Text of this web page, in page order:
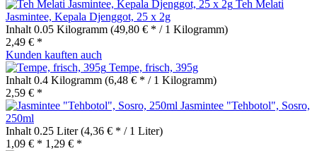
Teh Melati
Jasmintee, Kepala Djenggot, 25 x 2g
Inhalt 0.05 Kilogramm (49,80 € * / 1 Kilogramm)
2,49 € *
Kunden kauften auch
Tempe, frisch, 395g
Inhalt 0.4 Kilogramm (6,48 € * / 1 Kilogramm)
2,59 € *
Jasmintee "Tehbotol", Sosro,
250ml
Inhalt 0.25 Liter(4,36 € * / 1 Liter)
1,09 € * 1,29 € *